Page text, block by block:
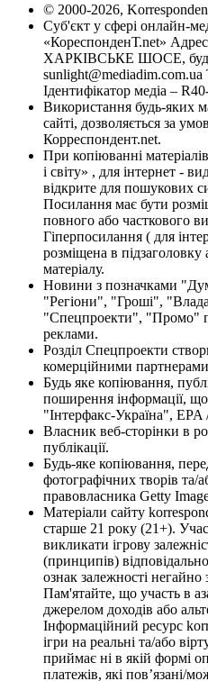
© 2000-2026,
Суб'єкт у сфері онлайн-
«КореспонденТ.net»
ХАРКІВСЬКЕ ШОСЕ,
sunlight@mediadim.com.ua
Ідентифікатор медіа –
Використання будь-яких
сайті, дозволяється за
Корреспондент.net.
При копіюванні
і світу» , для інтернет -
відкрите для пошукових
Посилання має бути
повного або часткового
Гіперпосилання ( для
розміщена в
матеріалу.
Новини з позначками
"Регіони", "Гроші",
"Спецпроекти", "Промо"
реклами.
Розділ Спецпроекти
комерційними
Будь яке копіювання,
поширення інформації,
"Інтерфакс-Україна", EPA
Власник веб-сторінки в
публікації.
Будь-яке копіювання,
фотографічних творів та/
правовласника Getty
Матеріали сайту
старше 21 року (21+).
викликати ігрову
(принципів)
ознак залежності негайно
Пам'ятайте, що участь в
джерелом доходів або
Інформаційний ресурс
ігри на реальні та/або
приймає ні в якій формі
платежів, які пов’язані/